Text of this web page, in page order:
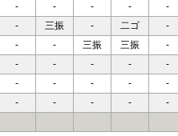
- - - - -
- 三振 - 二ゴ -
- - 三振 三振 -
- - - - -
- - - - -
- - - - -